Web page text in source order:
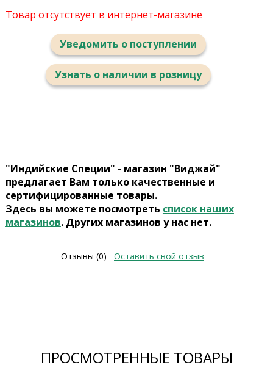
Товар отсутствует в интернет-магазине
Уведомить о поступлении
Узнать о наличии в розницу
"Индийские Специи" - магазин "Виджай"
предлагает Вам только качественные и
сертифицированные товары.
Здесь вы можете посмотреть список наших
магазинов. Других магазинов у нас нет.
Отзывы (0) Оставить свой отзыв
ПРОСМОТРЕННЫЕ ТОВАРЫ